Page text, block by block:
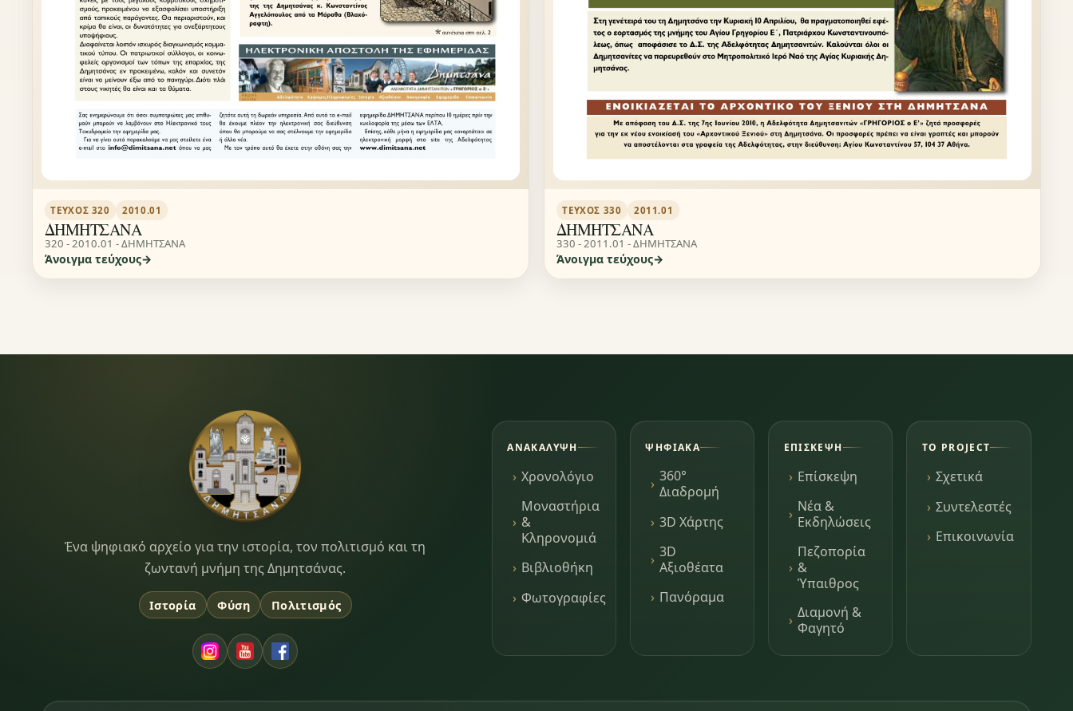
ΤΕΎΧΟΣ 320 2010.01
ΔΗΜΗΤΣΑΝΑ
320 - 2010.01 - ΔΗΜΗΤΣΑΝΑ
Άνοιγμα τεύχους
ΤΕΎΧΟΣ 330 2011.01
ΔΗΜΗΤΣΑΝΑ
330 - 2011.01 - ΔΗΜΗΤΣΑΝΑ
Άνοιγμα τεύχους
Dimitsana.gr
Ένα ψηφιακό αρχείο για την ιστορία, τον πολιτισμό και τη
ζωντανή μνήμη της Δημητσάνας.
Ιστορία Φύση Πολιτισμός
ΑΝΑΚΆΛΥΨΗ
Χρονολόγιο
Μοναστήρια
&
Κληρονομιά
Βιβλιοθήκη
Φωτογραφίες
ΨΗΦΙΑΚΆ
360°
Διαδρομή
3D Χάρτης
3D
Αξιοθέατα
Πανόραμα
ΕΠΊΣΚΕΨΗ
Επίσκεψη
Νέα &
Εκδηλώσεις
Πεζοπορία
&
Ύπαιθρος
Διαμονή &
Φαγητό
ΤΟ PROJECT
Σχετικά
Συντελεστές
Επικοινωνία